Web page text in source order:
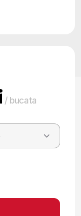
Диапазон
–
/ bucata